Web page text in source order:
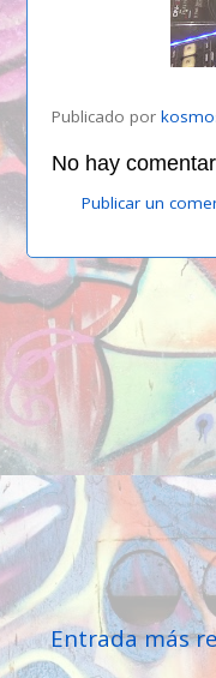
Publicado por
No hay
Publicar un
Entrada más